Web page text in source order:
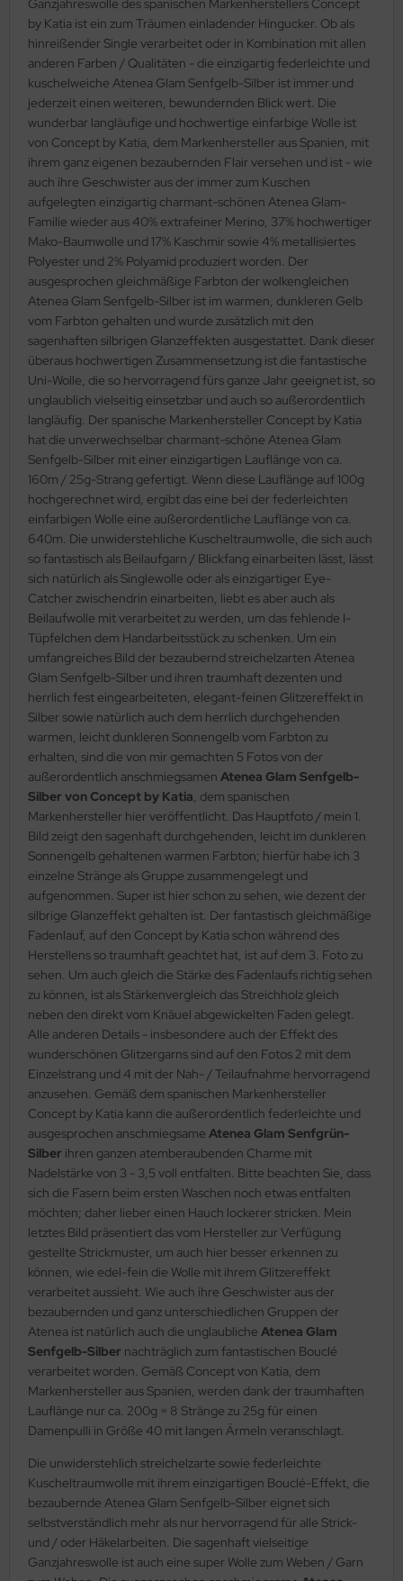
Ganzjahreswolle des spanischen Markenherstellers Concept
by Katia ist ein zum Träumen einladender Hingucker. Ob als
hinreißender Single verarbeitet oder in Kombination mit allen
anderen Farben / Qualitäten - die einzigartig federleichte und
kuschelweiche Atenea Glam Senfgelb-Silber ist immer und
jederzeit einen weiteren, bewundernden Blick wert. Die
wunderbar langläufige und hochwertige einfarbige Wolle ist
von Concept by Katia, dem Markenhersteller aus Spanien, mit
ihrem ganz eigenen bezaubernden Flair versehen und ist - wie
auch ihre Geschwister aus der immer zum Kuschen
aufgelegten einzigartig charmant-schönen Atenea Glam-
Familie wieder aus 40% extrafeiner Merino, 37% hochwertiger
Mako-Baumwolle und 17% Kaschmir sowie 4% metallisiertes
Polyester und 2% Polyamid produziert worden. Der
ausgesprochen gleichmäßige Farbton der wolkengleichen
Atenea Glam Senfgelb-Silber ist im warmen, dunkleren Gelb
vom Farbton gehalten und wurde zusätzlich mit den
sagenhaften silbrigen Glanzeffekten ausgestattet. Dank dieser
überaus hochwertigen Zusammensetzung ist die fantastische
Uni-Wolle, die so hervorragend fürs ganze Jahr geeignet ist, so
unglaublich vielseitig einsetzbar und auch so außerordentlich
langläufig. Der spanische Markenhersteller Concept by Katia
hat die unverwechselbar charmant-schöne Atenea Glam
Senfgelb-Silber mit einer einzigartigen Lauflänge von ca.
160m / 25g-Strang gefertigt. Wenn diese Lauflänge auf 100g
hochgerechnet wird, ergibt das eine bei der federleichten
einfarbigen Wolle eine außerordentliche Lauflänge von ca.
640m. Die unwiderstehliche Kuscheltraumwolle, die sich auch
so fantastisch als Beilaufgarn / Blickfang einarbeiten lässt, lässt
sich natürlich als Singlewolle oder als einzigartiger Eye-
Catcher zwischendrin einarbeiten, liebt es aber auch als
Beilaufwolle mit verarbeitet zu werden, um das fehlende I-
Tüpfelchen dem Handarbeitsstück zu schenken. Um ein
umfangreiches Bild der bezaubernd streichelzarten Atenea
Glam Senfgelb-Silber und ihren traumhaft dezenten und
herrlich fest eingearbeiteten, elegant-feinen Glitzereffekt in
Silber sowie natürlich auch dem herrlich durchgehenden
warmen, leicht dunkleren Sonnengelb vom Farbton zu
erhalten, sind die von mir gemachten 5 Fotos von der
außerordentlich anschmiegsamen Atenea Glam Senfgelb-
Silber von Concept by Katia, dem spanischen
Markenhersteller hier veröffentlicht. Das Hauptfoto / mein 1.
Bild zeigt den sagenhaft durchgehenden, leicht im dunkleren
Sonnengelb gehaltenen warmen Farbton; hierfür habe ich 3
einzelne Stränge als Gruppe zusammengelegt und
aufgenommen. Super ist hier schon zu sehen, wie dezent der
silbrige Glanzeffekt gehalten ist. Der fantastisch gleichmäßige
Fadenlauf, auf den Concept by Katia schon während des
Herstellens so traumhaft geachtet hat, ist auf dem 3. Foto zu
sehen. Um auch gleich die Stärke des Fadenlaufs richtig sehen
zu können, ist als Stärkenvergleich das Streichholz gleich
neben den direkt vom Knäuel abgewickelten Faden gelegt.
Alle anderen Details - insbesondere auch der Effekt des
wunderschönen Glitzergarns sind auf den Fotos 2 mit dem
Einzelstrang und 4 mit der Nah- / Teilaufnahme hervorragend
anzusehen. Gemäß dem spanischen Markenhersteller
Concept by Katia kann die außerordentlich federleichte und
ausgesprochen anschmiegsame Atenea Glam Senfgrün-
Silber ihren ganzen atemberaubenden Charme mit
Nadelstärke von 3 - 3,5 voll entfalten. Bitte beachten Sie, dass
sich die Fasern beim ersten Waschen noch etwas entfalten
möchten; daher lieber einen Hauch lockerer stricken. Mein
letztes Bild präsentiert das vom Hersteller zur Verfügung
gestellte Strickmuster, um auch hier besser erkennen zu
können, wie edel-fein die Wolle mit ihrem Glitzereffekt
verarbeitet aussieht. Wie auch ihre Geschwister aus der
bezaubernden und ganz unterschiedlichen Gruppen der
Atenea ist natürlich auch die unglaubliche Atenea Glam
Senfgelb-Silber nachträglich zum fantastischen Bouclé
verarbeitet worden. Gemäß Concept von Katia, dem
Markenhersteller aus Spanien, werden dank der traumhaften
Lauflänge nur ca. 200g = 8 Stränge zu 25g für einen
Damenpulli in Größe 40 mit langen Ärmeln veranschlagt.
Die unwiderstehlich streichelzarte sowie federleichte
Kuscheltraumwolle mit ihrem einzigartigen Bouclé-Effekt, die
bezaubernde Atenea Glam Senfgelb-Silber eignet sich
selbstverständlich mehr als nur hervorragend für alle Strick-
und / oder Häkelarbeiten. Die sagenhaft vielseitige
Ganzjahreswolle ist auch eine super Wolle zum Weben / Garn